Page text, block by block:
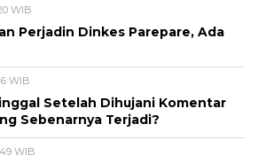
WIB
Perjadin Dinkes Parepare, Ada
WIB
Setelah Dihujani Komentar
Sebenarnya Terjadi?
WIB